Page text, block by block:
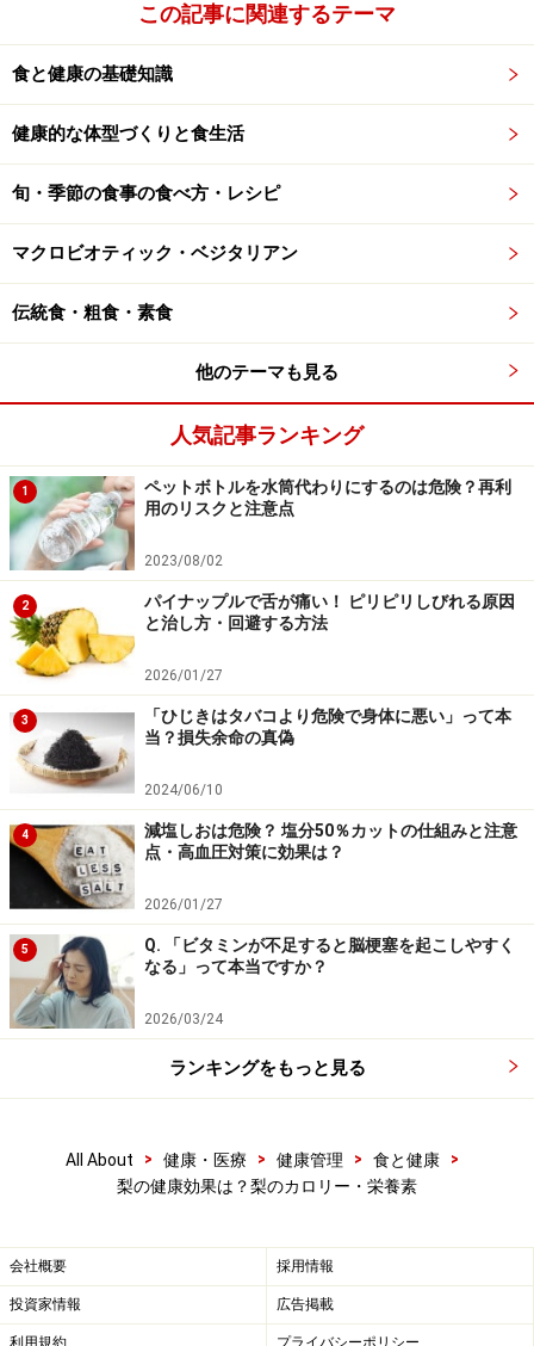
果物のプロが教える美味しい梨の見分け方！ポイン
トは色合いと形状
※記事内容は執筆時点のものです。最新の内容をご確認くださ
※当サイトにおける医師・医療従事者等による情報の提供は、診
断・治療行為ではありません。診断・治療を必要とする方は、適
のではありません。当サイトで提供する情報に基づいて被ったい
かなる損害についても、当社、各ガイド、その他当社と契約した
情報提供者は一切の責任を負いかねます。
免責事項
この記事に関連するテーマ
食と健康の基礎知識
健康的な体型づくりと食生活
旬・季節の食事の食べ方・レシピ
マクロビオティック・ベジタリアン
伝統食・粗食・素食
他のテーマも見る
人気記事ランキング
1
ペットボトルを水筒代わりにするのは危険？再利
用のリスクと注意点
2023/08/02
2
パイナップルで舌が痛い！ ピリピリしびれる原因
と治し方・回避する方法
2026/01/27
3
「ひじきはタバコより危険で身体に悪い」って本
当？損失余命の真偽
2024/06/10
4
減塩しおは危険？ 塩分50％カットの仕組みと注意
点・高血圧対策に効果は？
2026/01/27
5
Q. 「ビタミンが不足すると脳梗塞を起こしやすく
なる」って本当ですか？
2026/03/24
ランキングをもっと見る
All About > 健康・医療 > 健康管理 > 食と健康
>
梨の健康効果は？梨のカロリー・栄養素
会社概要 採用情報
投資家情報 広告掲載